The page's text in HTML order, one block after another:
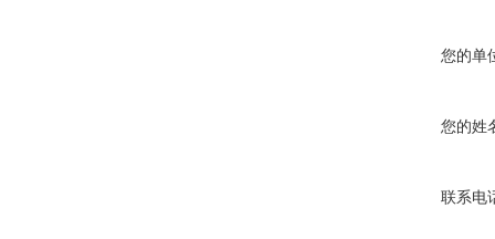
您的单
您的姓
联系电